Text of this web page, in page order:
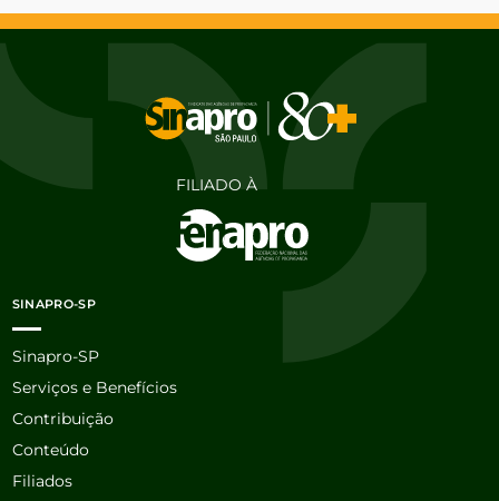
FILIADO À
SINAPRO-SP
Sinapro-SP
Serviços e Benefícios
Contribuição
Conteúdo
Filiados